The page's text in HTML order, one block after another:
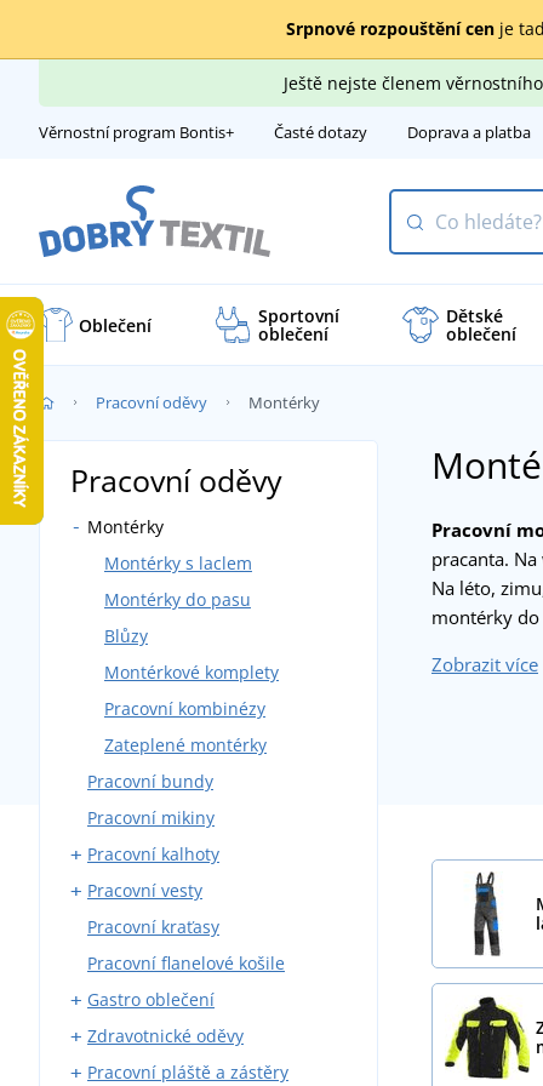
Srpnové rozpouštění cenje
Ještě nejste členem
Věrnostní program Bontis+ Časté dotazy Doprava a platba
Oblečení Sportovní
oblečení
Dětské
oblečení
Pracovní oděvy Montérky
Pracovní
pracanta.
Na léto,
montérky
Zobrazit více
Pracovní oděvy
Montérky
Montérky s laclem
Montérky do pasu
Blůzy
Montérkové komplety
Pracovní kombinézy
Zateplené montérky
Pracovní bundy
Pracovní mikiny
Pracovní kalhoty
Kalhoty do pasu
Kalhoty s laclem
Pracovní vesty
S kapsami
Zateplené
Pracovní kraťasy
Pracovní flanelové košile
Gastro oblečení
Pracovní kalhoty
Zástěry
Zdravotnické oděvy
Zdravotnické haleny a košile
Pracovní pláště a zástěry